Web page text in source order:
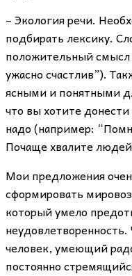
– Экология речи.
подбирать лексику.
положительный смысл
ужасно счастлив”).
ясными и понятными
что вы хотите
надо (например:
Почаще хвалите
Мои предложения
сформировать
который умело
человек, умеющий
постоянно